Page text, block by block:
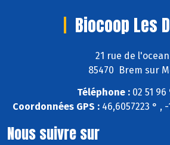
Biocoop Les
21 rue de l'ocean
85470 Brem sur
Téléphone :02 51 96
Coordonnées GPS : 46,6057223 ° ,
Nous suivre sur